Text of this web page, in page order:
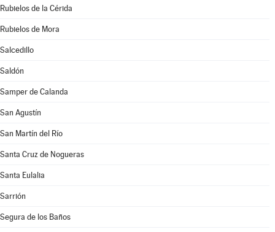
Rubielos de la Cérida
Rubielos de Mora
Salcedillo
Saldón
Samper de Calanda
San Agustín
San Martín del Río
Santa Cruz de Nogueras
Santa Eulalia
Sarrión
Segura de los Baños